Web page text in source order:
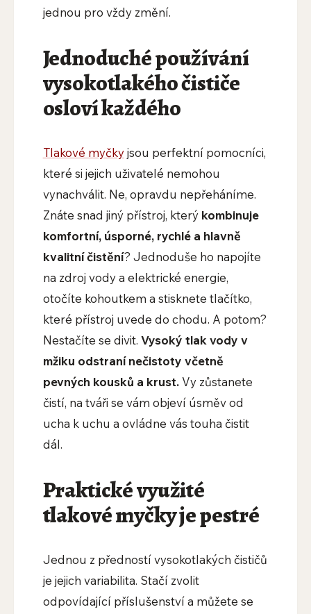
jednou pro vždy změní.
Jednoduché používání
vysokotlakého čističe
osloví každého
Tlakové myčkyjsou perfektní pomocníci,
které si jejich uživatelé nemohou
vynachválit. Ne, opravdu nepřeháníme.
Znáte snad jiný přístroj, který kombinuje
komfortní, úsporné, rychlé a hlavně
kvalitní čistění? Jednoduše ho napojíte
na zdroj vody a elektrické energie,
otočíte kohoutkem a stisknete tlačítko,
které přístroj uvede do chodu. A potom?
Nestačíte se divit. Vysoký tlak vody v
mžiku odstraní nečistoty včetně
pevných kousků a krust.Vy zůstanete
čistí, na tváři se vám objeví úsměv od
ucha k uchu a ovládne vás touha čistit
dál.
Praktické využité
tlakové myčky je pestré
Jednou z předností vysokotlakých čističů
je jejich variabilita. Stačí zvolit
odpovídající příslušenství a můžete se